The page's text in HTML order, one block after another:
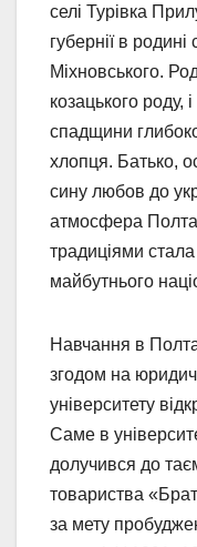
селі Турівка
губернії в
Міхновського.
козацького роду,
спадщини
хлопця. Батько,
сину любов до
атмосфера
традиціями
майбутнього
Навчання в
згодом на
університету
Саме в
долучився до
товариства
за мету